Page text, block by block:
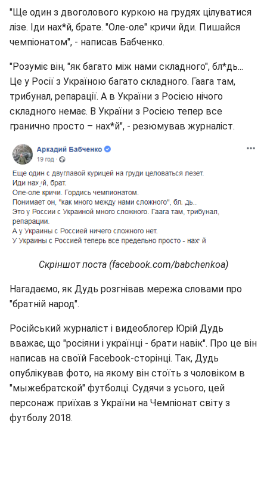
"Ще один з двоголового куркою на грудях цілуватися
лізе. Іди нах*й, брате. "Оле-оле" кричи йди. Пишайся
чемпіонатом", - написав Бабченко.
"Розуміє він, "як багато між нами складного", бл*дь...
Це у Росії з Україною багато складного. Гаага там,
трибунал, репарації. А в України з Росією нічого
складного немає. В України з Росією тепер все
гранично просто – нах*й", - резюмував журналіст.
Скріншот поста (facebook.com/babchenkoa)
Нагадаємо, як Дудь розгнівав мережа словами про
"братній народ".
Російський журналіст і видеоблогер Юрій Дудь
вважає, що "росіяни і українці - брати навік". Про це він
написав на своїй Facebook-сторінці. Так, Дудь
опублікував фото, на якому він стоїть з чоловіком в
"мыжебратской" футболці. Судячи з усього, цей
персонаж приїхав з України на Чемпіонат світу з
футболу 2018.